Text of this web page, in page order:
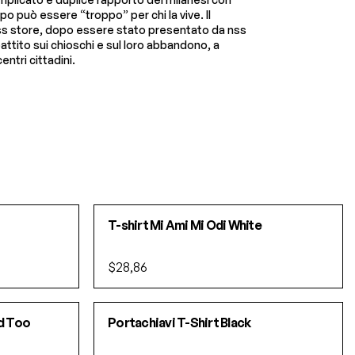
può essere “troppo” per chi la vive. Il
store, dopo essere stato presentato da nss
sui chioschi e sul loro abbandono, a
cittadini.
T-shirt Mi Ami Mi Odi White
$28,86
Too Portachiavi T-Shirt Black